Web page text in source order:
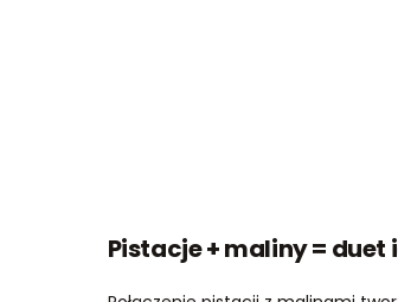
Pistacje + maliny = duet